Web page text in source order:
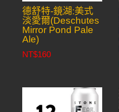
德舒特-鏡湖:美式
淡愛爾(Deschutes
Mirror Pond Pale
Ale)
NT$160